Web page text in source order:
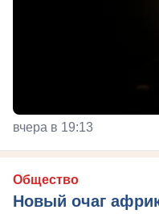
вчера в 19:13
Общество
Новый очаг